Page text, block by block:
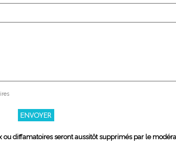
diffamatoires seront aussitôt supprimés par le